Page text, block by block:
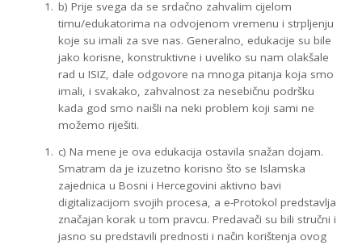
b) Prije svega da se srdačno zahvalim cijelom
timu/edukatorima na odvojenom vremenu i strpljenju
koje su imali za sve nas. Generalno, edukacije su bile
jako korisne, konstruktivne i uveliko su nam olakšale
rad u ISIZ, dale odgovore na mnoga pitanja koja smo
imali, i svakako, zahvalnost za nesebičnu podršku
kada god smo naišli na neki problem koji sami ne
možemo riješiti.
c) Na mene je ova edukacija ostavila snažan dojam.
Smatram da je izuzetno korisno što se Islamska
zajednica u Bosni i Hercegovini aktivno bavi
digitalizacijom svojih procesa, a e-Protokol predstavlja
značajan korak u tom pravcu. Predavači su bili stručni i
jasno su predstavili prednosti i način korištenja ovog